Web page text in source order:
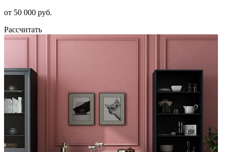
от 50 000 руб.
Рассчитать